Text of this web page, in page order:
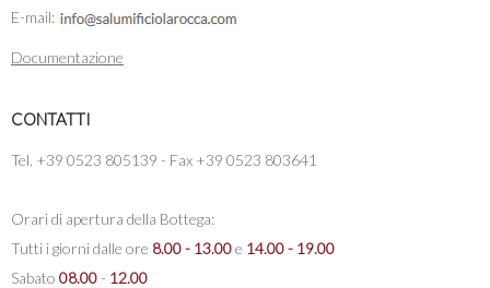
E-mail:
Documentazione
CONTATTI
Tel. +39 0523 805139 - Fax +39 0523 803641
Orari di apertura della Bottega:
Tutti i giorni dalle ore 8.00 - 13.00e 14.00 - 19.00
Sabato 08.00- 12.00